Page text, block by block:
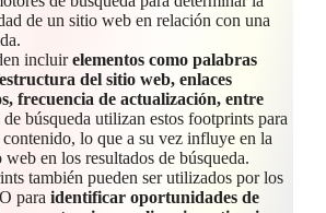
de un sitio web en relación con una
incluirelementos como palabras
del sitio web, enlaces
frecuencia de actualización, entre
búsqueda utilizan estos footprints para
lo que a su vez influye en la
en los resultados de búsqueda.
también pueden ser utilizados por los
para identificar oportunidades de